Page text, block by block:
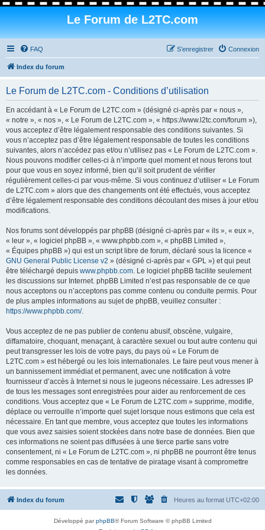
Le Forum de L2TC.com
FAQ Connexion
S’enregistrer
Index du forum
Le Forum de L2TC.com - Conditions d’utilisation
En accédant à « Le Forum de L2TC.com » (désigné ci-après par « nous »,
« notre », « nos », « Le Forum de L2TC.com », « https://www.l2tc.com/forum »),
vous acceptez d’être légalement responsable des conditions suivantes. Si
vous n’acceptez pas d’être légalement responsable de toutes les conditions
suivantes, alors n’accédez pas et/ou n’utilisez pas « Le Forum de L2TC.com ».
Nous pouvons modifier celles-ci à n’importe quel moment et nous ferons tout
pour que vous en soyez informé, bien qu’il soit prudent de vérifier
régulièrement celles-ci par vous-même. Si vous continuez d’utiliser « Le Forum
de L2TC.com » alors que des changements ont été effectués, vous acceptez
d’être légalement responsable des conditions découlant des mises à jour et/ou
modifications.
Nos forums sont développés par phpBB (désigné ci-après par « ils », « eux »,
« leur », « logiciel phpBB », « www.phpbb.com », « phpBB Limited »,
« Équipes phpBB ») qui est un script libre de forum, déclaré sous la licence «
GNU General Public License v2 » (désigné ci-après par « GPL ») et qui peut
être téléchargé depuis www.phpbb.com. Le logiciel phpBB facilite seulement
les discussions sur Internet. phpBB Limited n’est pas responsable de ce que
nous acceptons ou n’acceptons pas comme contenu ou conduite permis. Pour
de plus amples informations au sujet de phpBB, veuillez consulter :
https://www.phpbb.com/.
Vous acceptez de ne pas publier de contenu abusif, obscène, vulgaire,
diffamatoire, choquant, menaçant, à caractère sexuel ou tout autre contenu qui
peut transgresser les lois de votre pays, du pays où « Le Forum de
L2TC.com » est hébergé ou les lois internationales. Le faire peut vous mener à
un bannissement immédiat et permanent, avec une notification à votre
fournisseur d’accès à Internet si nous le jugeons nécessaire. Les adresses IP
de tous les messages sont enregistrées pour aider au renforcement de ces
conditions. Vous acceptez que « Le Forum de L2TC.com » supprime, modifie,
déplace ou verrouille n’importe quel sujet lorsque nous estimons que cela est
nécessaire. En tant que membre, vous acceptez que toutes les informations
que vous avez saisies soient stockées dans notre base de données. Bien que
ces informations ne soient pas diffusées à une tierce partie sans votre
consentement, ni « Le Forum de L2TC.com », ni phpBB ne pourront être tenus
comme responsables en cas de tentative de piratage visant à compromettre
les données.
Index du forum Heures au format UTC+02:00
Développé parphpBB® Forum Software © phpBB Limited